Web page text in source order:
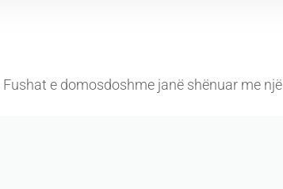
Fushat e domosdoshme janë shënuar me një